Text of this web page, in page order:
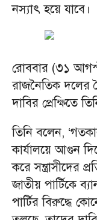
নস্যাৎ হয়ে যাবে।
রোববার (৩১
রাজনৈতিক দলের
দাবির প্রেক্ষিতে
তিনি বলেন,
কার্যালয়ে আগুন
করে সন্ত্রাসীদের
জাতীয় পার্টিকে
পার্টির বিরুদ্ধে